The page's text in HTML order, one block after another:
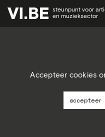
steunpunt voor
en muzieksector
Accepteer cookies
accepteer